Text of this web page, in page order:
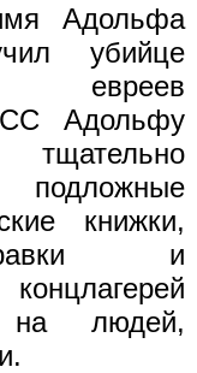
Адольфа
убийце
СС Адольфу
книжки,
и
людей,